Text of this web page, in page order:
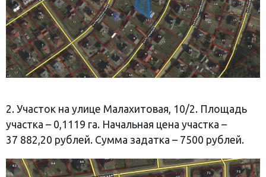
2. Участок на улице Малахитовая, 10/2. Площадь
участка – 0,1119 га. Начальная цена участка –
37 882,20 рублей. Сумма задатка – 7500 рублей.